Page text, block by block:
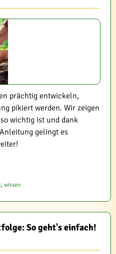
prächtig entwickeln,
pikiert werden. Wir zeigen
wichtig ist und dank
gelingt es
, wissen
So geht's einfach!